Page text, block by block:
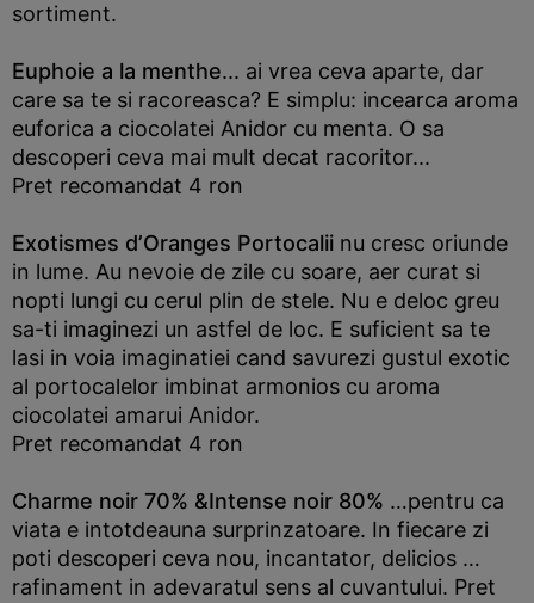
sortiment.
Euphoie a la menthe... ai vrea ceva aparte, dar
care sa te si racoreasca? E simplu: incearca aroma
euforica a ciocolatei Anidor cu menta. O sa
descoperi ceva mai mult decat racoritor...
Pret recomandat 4 ron
Exotismes d’Oranges Portocalii nu cresc oriunde
in lume. Au nevoie de zile cu soare, aer curat si
nopti lungi cu cerul plin de stele. Nu e deloc greu
sa-ti imaginezi un astfel de loc. E suficient sa te
lasi in voia imaginatiei cand savurezi gustul exotic
al portocalelor imbinat armonios cu aroma
ciocolatei amarui Anidor.
Pret recomandat 4 ron
Charme noir 70% &Intense noir 80% …pentru ca
viata e intotdeauna surprinzatoare. In fiecare zi
poti descoperi ceva nou, incantator, delicios …
rafinament in adevaratul sens al cuvantului. Pret